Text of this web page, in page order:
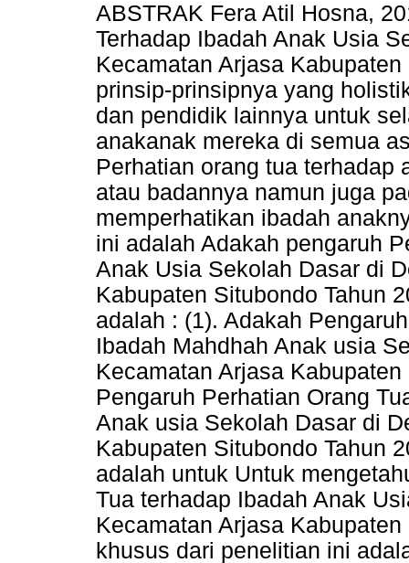
ABSTRAK Fera Atil Hosna,
Terhadap Ibadah Anak Usia
Kecamatan Arjasa
prinsip-prinsipnya yang
dan pendidik lainnya untuk
anakanak mereka di semua
Perhatian orang tua terhadap
atau badannya namun juga
memperhatikan ibadah
ini adalah Adakah pengaruh
Anak Usia Sekolah Dasar di
Kabupaten Situbondo Tahun
adalah : (1). Adakah
Ibadah Mahdhah Anak usia
Kecamatan Arjasa
Pengaruh Perhatian Orang
Anak usia Sekolah Dasar di
Kabupaten Situbondo Tahun
adalah untuk Untuk
Tua terhadap Ibadah Anak
Kecamatan Arjasa
khusus dari penelitian ini